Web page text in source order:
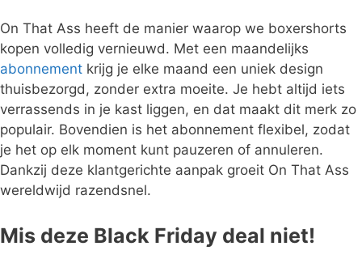
On That Ass heeft de manier waarop we boxershorts
kopen volledig vernieuwd. Met een maandelijks
abonnement krijg je elke maand een uniek design
thuisbezorgd, zonder extra moeite. Je hebt altijd iets
verrassends in je kast liggen, en dat maakt dit merk zo
populair. Bovendien is het abonnement flexibel, zodat
je het op elk moment kunt pauzeren of annuleren.
Dankzij deze klantgerichte aanpak groeit On That Ass
wereldwijd razendsnel.
Mis deze Black Friday deal niet!